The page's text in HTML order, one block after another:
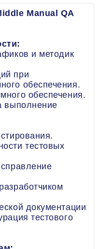
Manual QA
и методик
при
обеспечения.
обеспечения.
выполнение
тестовых
документации
тестового